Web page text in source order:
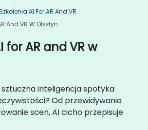
AI For AR And VR
And VR W Olsztyn
for AR and VR w
sztuczna inteligencja spotyka
Od przewidywania
scen, AI cicho przepisuje